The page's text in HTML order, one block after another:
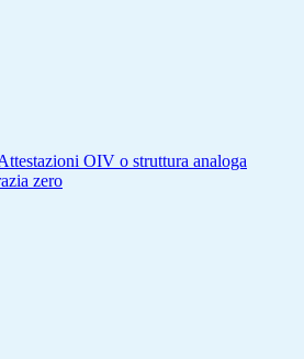
OIV o struttura analoga
zero